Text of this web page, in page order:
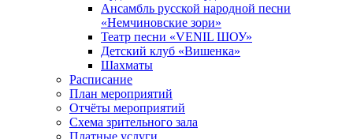
Ансамбль русской народной песни
«Немчиновские зори»
Театр песни «VENIL ШОУ»
Детский клуб «Вишенка»
Шахматы
Расписание
План мероприятий
Отчёты мероприятий
Схема зрительного зала
Платные услуги